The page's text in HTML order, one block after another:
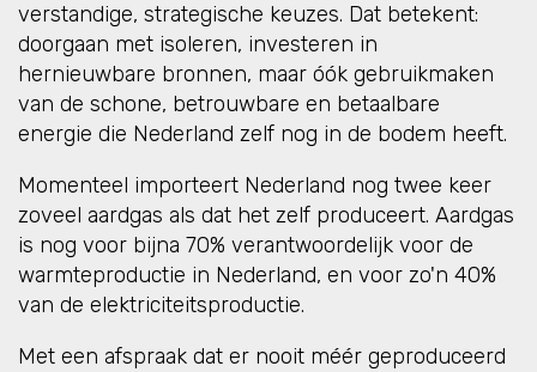
verstandige, strategische keuzes. Dat betekent:
doorgaan met isoleren, investeren in
hernieuwbare bronnen, maar óók gebruikmaken
van de schone, betrouwbare en betaalbare
energie die Nederland zelf nog in de bodem heeft.
Momenteel importeert Nederland nog twee keer
zoveel aardgas als dat het zelf produceert. Aardgas
is nog voor bijna 70% verantwoordelijk voor de
warmteproductie in Nederland, en voor zo'n 40%
van de elektriciteitsproductie.
Met een afspraak dat er nooit méér geproduceerd